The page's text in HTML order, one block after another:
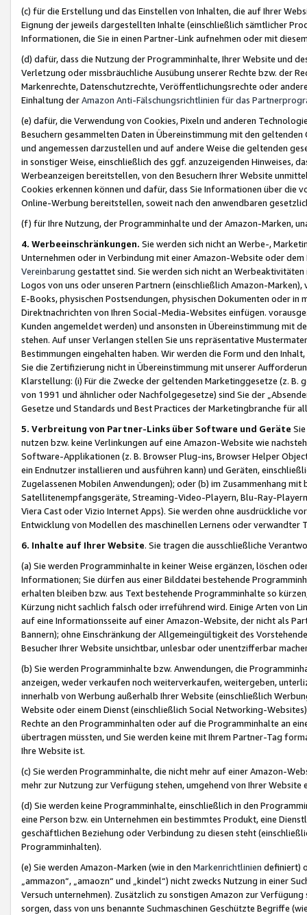
(c) für die Erstellung und das Einstellen von Inhalten, die auf Ihrer
Eignung der jeweils dargestellten Inhalte (einschließlich sämtlicher
Informationen, die Sie in einen Partner-Link aufnehmen oder mit
(d) dafür, dass die Nutzung der Programminhalte, Ihrer Website und
Verletzung oder missbräuchliche Ausübung unserer Rechte bzw. der
Markenrechte, Datenschutzrechte, Veröffentlichungsrechte oder
Einhaltung derAmazon Anti-Fälschungsrichtlinien für das
(e) dafür, die Verwendung von Cookies, Pixeln und anderen
Besuchern gesammelten Daten in Übereinstimmung mit den
und angemessen darzustellen und auf andere Weise die geltenden
in sonstiger Weise, einschließlich des ggf. anzuzeigenden Hinweises,
Werbeanzeigen bereitstellen, von den Besuchern Ihrer Website
Cookies erkennen können und dafür, dass Sie Informationen über die
Online-Werbung bereitstellen, soweit nach den anwendbaren
(f) für Ihre Nutzung, der Programminhalte und der Amazon-Marken,
4. Werbeeinschränkungen. Sie werden sich nicht an Werbe-,
Unternehmen oder in Verbindung mit einer Amazon-Website oder
Vereinbarung gestattet sind. Sie werden sich nicht an
Logos von uns oder unseren Partnern (einschließlich Amazon-
E-Books, physischen Postsendungen, physischen Dokumenten oder in
Direktnachrichten von Ihren Social-Media-Websites einfügen.
Kunden angemeldet werden) und ansonsten in Übereinstimmung mit
stehen. Auf unser Verlangen stellen Sie uns repräsentative
Bestimmungen eingehalten haben. Wir werden die Form und den
Sie die Zertifizierung nicht in Übereinstimmung mit unserer
Klarstellung: (i) Für die Zwecke der geltenden Marketinggesetze (z. B.
von 1991 und ähnlicher oder Nachfolgegesetze) sind Sie der
Gesetze und Standards und Best Practices der Marketingbranche für
5. Verbreitung von Partner-Links über Software und Geräte
nutzen bzw. keine Verlinkungen auf eine Amazon-Website wie
Software-Applikationen (z. B. Browser Plug-ins, Browser Helper
ein Endnutzer installieren und ausführen kann) und Geräten,
Zugelassenen Mobilen Anwendungen); oder (b) im Zusammenhang
Satellitenempfangsgeräte, Streaming-Video-Playern, Blu-Ray-
Viera Cast oder Vizio Internet Apps). Sie werden ohne ausdrückliche
Entwicklung von Modellen des maschinellen Lernens oder
6. Inhalte auf Ihrer Website. Sie tragen die ausschließliche
(a) Sie werden Programminhalte in keiner Weise ergänzen, löschen
Informationen; Sie dürfen aus einer Bilddatei bestehende
erhalten bleiben bzw. aus Text bestehende Programminhalte so
Kürzung nicht sachlich falsch oder irreführend wird. Einige Arten von
auf eine Informationsseite auf einer Amazon-Website, der nicht als
Bannern); ohne Einschränkung der Allgemeingültigkeit des
Besucher Ihrer Website unsichtbar, unlesbar oder unentzifferbar
(b) Sie werden Programminhalte bzw. Anwendungen, die
anzeigen, weder verkaufen noch weiterverkaufen, weitergeben,
innerhalb von Werbung außerhalb Ihrer Website (einschließlich
Website oder einem Dienst (einschließlich Social Networking-
Rechte an den Programminhalten oder auf die Programminhalte an
übertragen müssten, und Sie werden keine mit Ihrem Partner-Tag
Ihre Website ist.
(c) Sie werden Programminhalte, die nicht mehr auf einer Amazon-
mehr zur Nutzung zur Verfügung stehen, umgehend von Ihrer
(d) Sie werden keine Programminhalte, einschließlich in den
eine Person bzw. ein Unternehmen ein bestimmtes Produkt, eine
geschäftlichen Beziehung oder Verbindung zu diesen steht
Programminhalten).
(e) Sie werden Amazon-Marken (wie in den Markenrichtlinien definiert)
„ammazon“, „amaozn“ und „kindel“) nicht zwecks Nutzung in einer
Versuch unternehmen). Zusätzlich zu sonstigen Amazon zur
sorgen, dass von uns benannte Suchmaschinen Geschützte Begriffe